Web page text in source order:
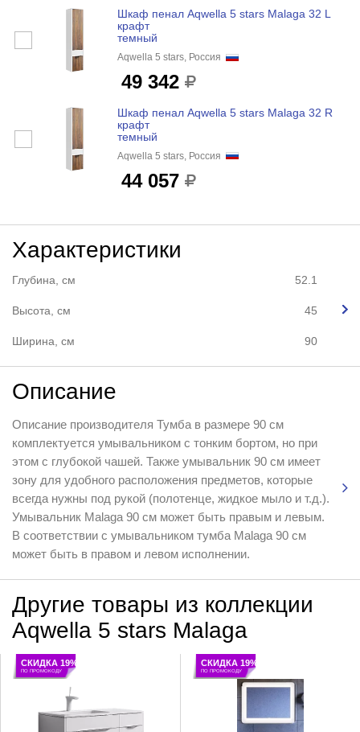
Шкаф пенал Aqwella 5 stars Malaga 32 L
крафт
темный
Aqwella 5 stars, Россия
49 342
Шкаф пенал Aqwella 5 stars Malaga 32 R
крафт
темный
Aqwella 5 stars, Россия
44 057
Характеристики
Глубина, см 52.1
Высота, см 45
Ширина, см 90
Описание
Описание производителя Тумба в размере 90 см
комплектуется умывальником с тонким бортом, но при
этом с глубокой чашей. Также умывальник 90 см имеет
зону для удобного расположения предметов, которые
всегда нужны под рукой (полотенце, жидкое мыло и т.д.).
Умывальник Malaga 90 см может быть правым и левым.
В соответствии с умывальником тумба Malaga 90 см
может быть в правом и левом исполнении.
Другие товары из коллекции
Aqwella 5 stars Malaga
СКИДКА 19%
ПО ПРОМОКОДУ
СКИДКА 19%
ПО ПРОМОКОДУ